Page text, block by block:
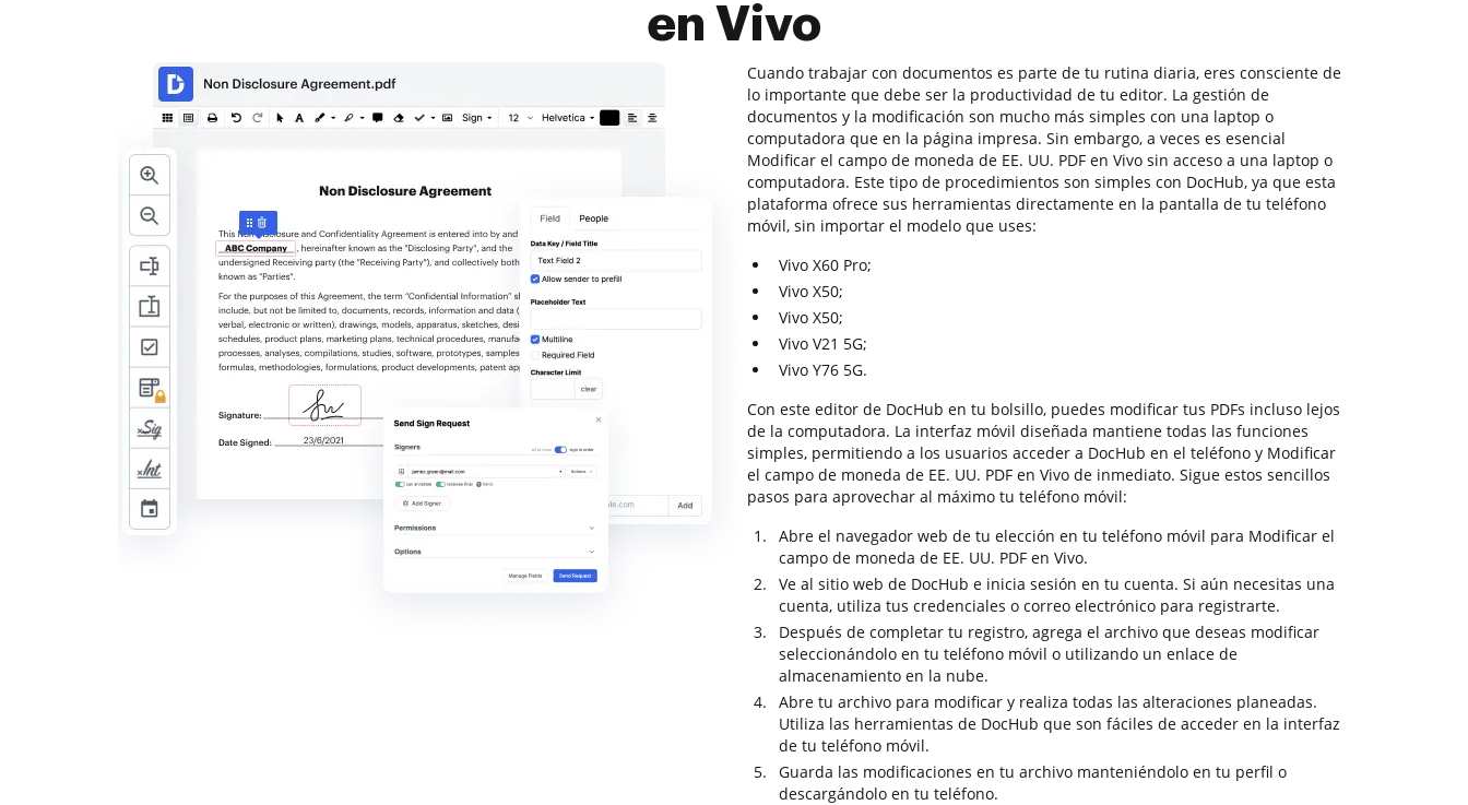
en Vivo
Cuando trabajar con documentos es parte de tu rutina diaria, eres consciente de
lo importante que debe ser la productividad de tu editor. La gestión de
documentos y la modificación son mucho más simples con una laptop o
computadora que en la página impresa. Sin embargo, a veces es esencial
Modificar el campo de moneda de EE. UU. PDF en Vivo sin acceso a una laptop o
computadora. Este tipo de procedimientos son simples con DocHub, ya que esta
plataforma ofrece sus herramientas directamente en la pantalla de tu teléfono
móvil, sin importar el modelo que uses:
Vivo X60 Pro;
Vivo X50;
Vivo X50;
Vivo V21 5G;
Vivo Y76 5G.
Con este editor de DocHub en tu bolsillo, puedes modificar tus PDFs incluso lejos
de la computadora. La interfaz móvil diseñada mantiene todas las funciones
simples, permitiendo a los usuarios acceder a DocHub en el teléfono y Modificar
el campo de moneda de EE. UU. PDF en Vivo de inmediato. Sigue estos sencillos
pasos para aprovechar al máximo tu teléfono móvil:
Abre el navegador web de tu elección en tu teléfono móvil para Modificar el
campo de moneda de EE. UU. PDF en Vivo.
Ve al sitio web de DocHub e inicia sesión en tu cuenta. Si aún necesitas una
cuenta, utiliza tus credenciales o correo electrónico para registrarte.
Después de completar tu registro, agrega el archivo que deseas modificar
seleccionándolo en tu teléfono móvil o utilizando un enlace de
almacenamiento en la nube.
Abre tu archivo para modificar y realiza todas las alteraciones planeadas.
Utiliza las herramientas de DocHub que son fáciles de acceder en la interfaz
de tu teléfono móvil.
Guarda las modificaciones en tu archivo manteniéndolo en tu perfil o
descargándolo en tu teléfono.